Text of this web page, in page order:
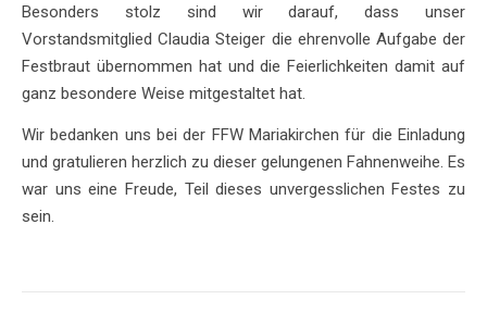
Besonders stolz sind wir darauf, dass unser
Vorstandsmitglied Claudia Steiger die ehrenvolle Aufgabe der
Festbraut übernommen hat und die Feierlichkeiten damit auf
ganz besondere Weise mitgestaltet hat.
Wir bedanken uns bei der FFW Mariakirchen für die Einladung
und gratulieren herzlich zu dieser gelungenen Fahnenweihe. Es
war uns eine Freude, Teil dieses unvergesslichen Festes zu
sein.